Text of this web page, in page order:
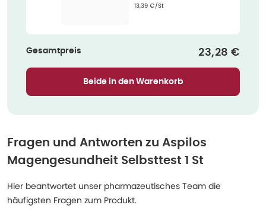
Grundpreis
13,39 €/St
Gesamtpreis 23,28 €
Beide in den Warenkorb
Fragen und Antworten zu Aspilos
Magengesundheit Selbsttest 1 St
Hier beantwortet unser pharmazeutisches Team die
häufigsten Fragen zum Produkt.